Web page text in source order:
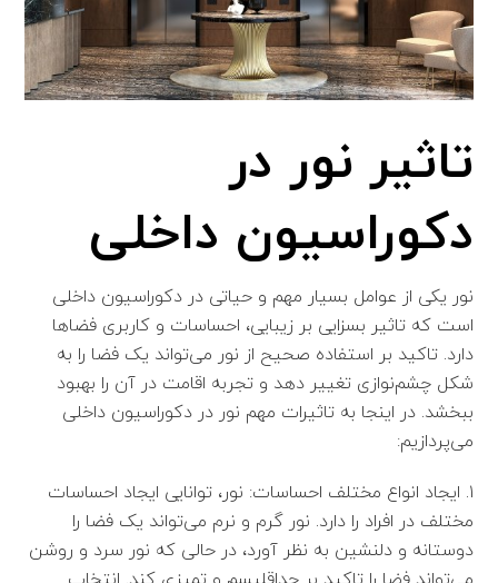
تاثیر نور در
دکوراسیون داخلی
نور یکی از عوامل بسیار مهم و حیاتی در دکوراسیون داخلی
است که تاثیر بسزایی بر زیبایی، احساسات و کاربری فضاها
دارد. تاکید بر استفاده صحیح از نور می‌تواند یک فضا را به
شکل چشم‌نوازی تغییر دهد و تجربه اقامت در آن را بهبود
ببخشد. در اینجا به تاثیرات مهم نور در دکوراسیون داخلی
می‌پردازیم:
۱. ایجاد انواع مختلف احساسات: نور، توانایی ایجاد احساسات
مختلف در افراد را دارد. نور گرم و نرم می‌تواند یک فضا را
دوستانه و دلنشین به نظر آورد، در حالی که نور سرد و روشن